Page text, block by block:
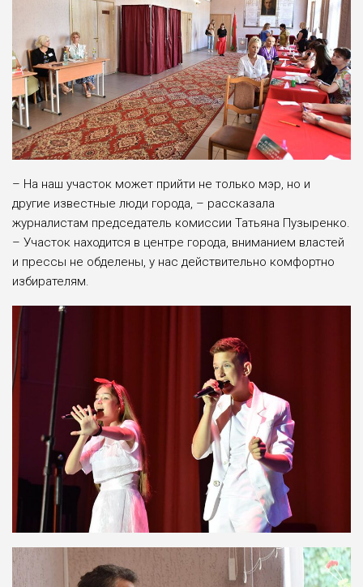
– На наш участок может прийти не только мэр, но и
другие известные люди города, – рассказала
журналистам председатель комиссии Татьяна Пузыренко.
– Участок находится в центре города, вниманием властей
и прессы не обделены, у нас действительно комфортно
избирателям.